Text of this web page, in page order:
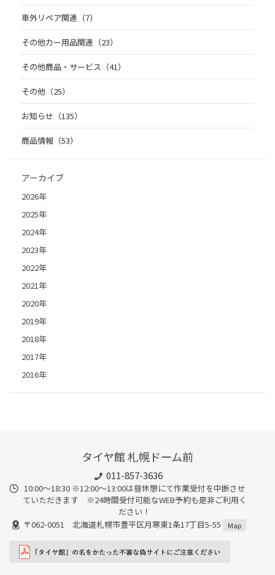
車外リペア関連（7）
その他カー用品関連（23）
その他商品・サービス（41）
その他（25）
お知らせ（135）
商品情報（53）
アーカイブ
2026年
2025年
2024年
2023年
2022年
2021年
2020年
2019年
2018年
2017年
2016年
タイヤ館 札幌ドーム前
011-857-3636
10:00～18:30 ※12:00～13:00は昼休憩にて作業受付を中断させ
ていただきます ※24時間受付可能なWEB予約も是非ご利用く
ださい！
〒062-0051 北海道札幌市豊平区月寒東1条17丁目5-55
Map